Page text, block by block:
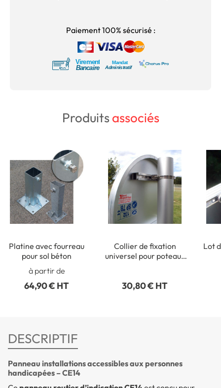
Paiement 100% sécurisé :
Produitsassociés
Platine avec fourreau
pour sol béton
à partir de
64,90 € HT
Collier de fixation
universel pour poteaux
30,80 € HT
Lot
DESCRIPTIF
Panneau installations accessibles aux personnes
handicapées – CE14